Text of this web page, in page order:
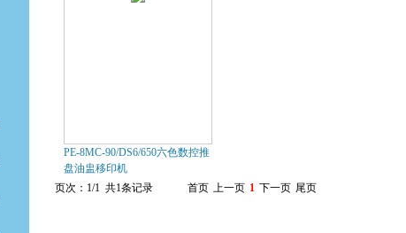
PE-8MC-90/DS6/650六色数控推
盘油盅移印机
页次：1/1 共1条记录
首页 上一页 1 下一页 尾页